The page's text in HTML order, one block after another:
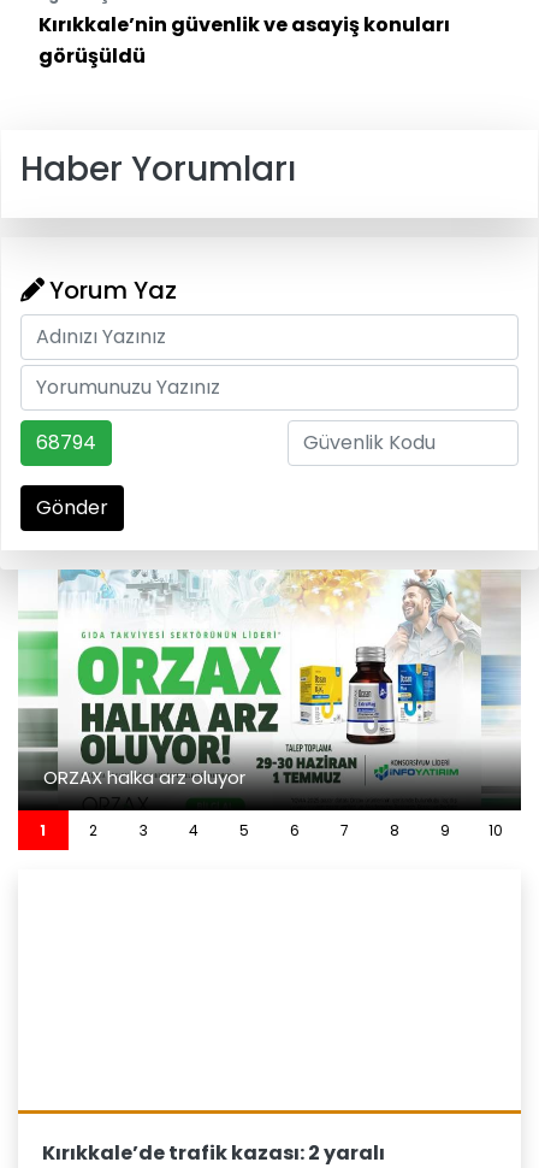
Kırıkkale’nin güvenlik ve asayiş konuları
görüşüldü
Haber Yorumları
Yorum Yaz
68794
Gönder
ORZAX halka arz oluyor
1 2 3 4 5 6 7 8 9 10
Kırıkkale’de trafik kazası: 2 yaralı